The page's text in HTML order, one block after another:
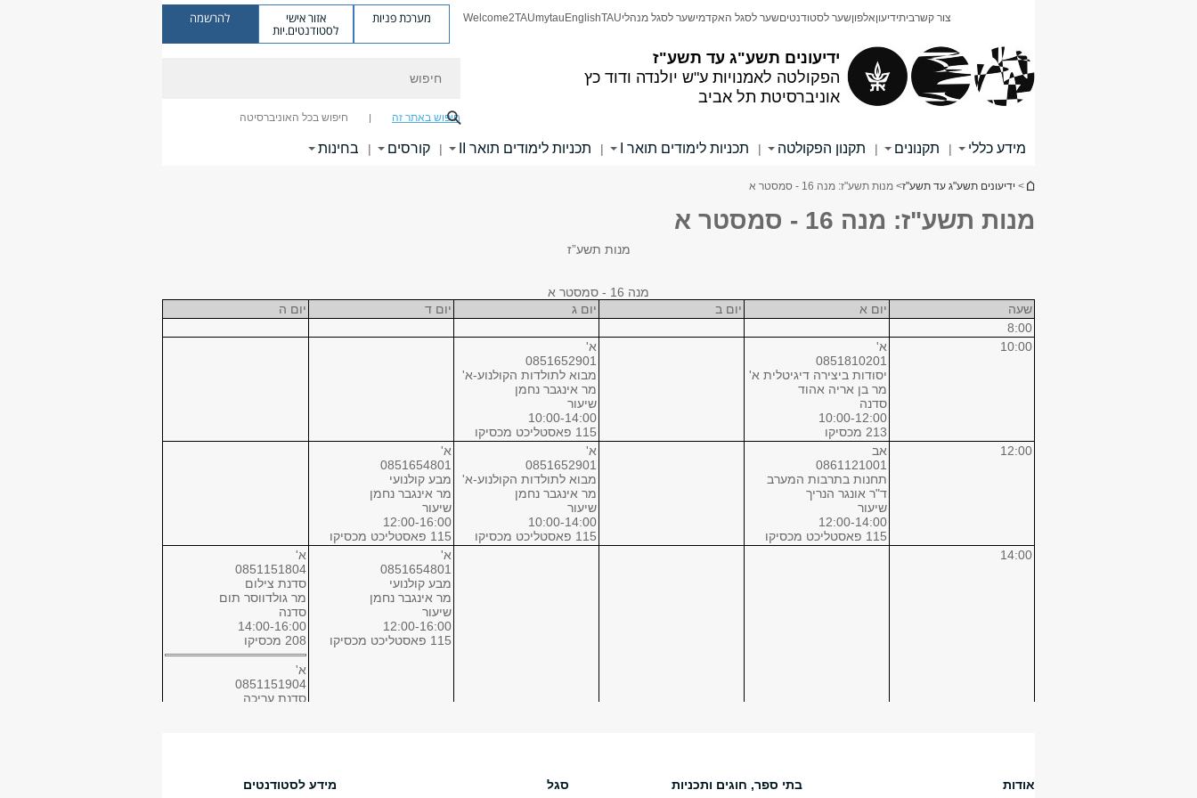
ידיעונים תשע"ג עד תשע"ז
הפקולטה לאמנויות ע"ש יולנדה ודוד כץ
אוניברסיטת תל אביב
צור קשרביתידיעוןאלפוןשער לסטודנטיםשער לסגל האקדמישער לסגל מנהליTAU
English
mytau
Welcome2TAU מערכת פניות אזור אישי
לסטודנטים.יות
להרשמה
חיפוש באתר זה חיפוש בכל האוניברסיטה
מידע כללי | תקנונים | תקנון הפקולטה | תכניות לימודים תואר I | תכניות לימודים תואר II | קורסים | בחינות
הינך נמצא כאן
> ידיעונים תשע"ג עד תשע"ז> מנות תשע"ז: מנה 16 - סמסטר א
מנות תשע"ז: מנה 16 - סמסטר א
מנות תשע”ז
מנה 16 - סמסטר א
שעה
יום א יום ב יום ג יום ד
יום ה
8:00
10:00
א'
0851810201
יסודות ביצירה דיגיטלית א'
מר בן אריה אהוד
סדנה
10:00-12:00
213 מכסיקו
א'
0851652901
מבוא לתולדות הקולנוע-א'
מר אינגבר נחמן
שיעור
10:00-14:00
115 פאסטליכט מכסיקו
12:00
אב
0861121001
תחנות בתרבות המערב
ד"ר אונגר הנריך
שיעור
12:00-14:00
115 פאסטליכט מכסיקו
א'
0851652901
מבוא לתולדות הקולנוע-א'
מר אינגבר נחמן
שיעור
10:00-14:00
115 פאסטליכט מכסיקו
א'
0851654801
מבע קולנועי
מר אינגבר נחמן
שיעור
12:00-16:00
115 פאסטליכט מכסיקו
14:00
א'
0851654801
מבע קולנועי
מר אינגבר נחמן
שיעור
12:00-16:00
115 פאסטליכט מכסיקו
א'
0851151804
סדנת צילום
מר גולדווסר תום
סדנה
14:00-16:00
208 מכסיקו
א'
0851151904
סדנת עריכה
0851652401
0851621701
אודות
בתי ספר, חוגים ותכניות
סגל
מידע לסטודנטים